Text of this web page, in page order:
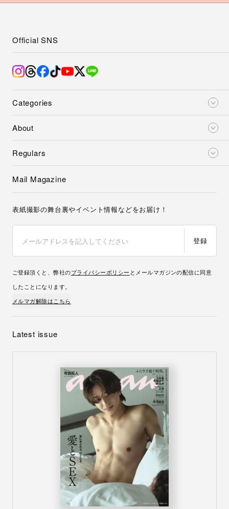
Categories
About
Regulars
Official SNS
Mail Magazine
表紙撮影の舞台裏やイベント情報などをお届け！
登録
ご登録頂くと、弊社のプライバシーポリシー とメールマガジンの配信に同意
したことになります。
メルマガ解除はこちら
Latest issue